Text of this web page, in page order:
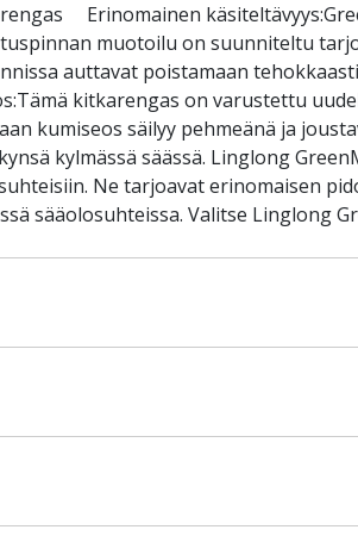
Erinomainen
muotoilu on suunniteltu
auttavat poistamaan
kitkarengas on varustettu
kumiseos säilyy pehmeänä ja
kylmässä säässä. Linglong
Ne tarjoavat erinomaisen
sääolosuhteissa. Valitse Linglong